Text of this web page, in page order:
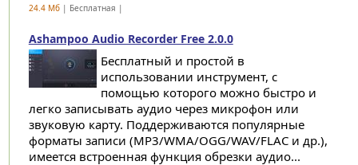
24.4 Мб| Бесплатная |
Ashampoo Audio Recorder Free 2.0.0
Бесплатный и простой в
использовании инструмент, с
помощью которого можно быстро и
легко записывать аудио через микрофон или
звуковую карту. Поддерживаются популярные
форматы записи (MP3/WMA/OGG/WAV/FLAC и др.),
имеется встроенная функция обрезки аудио...